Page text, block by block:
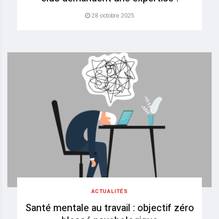
28 octobre 2025
ACTUALITÉS
Santé mentale au travail : objectif zéro